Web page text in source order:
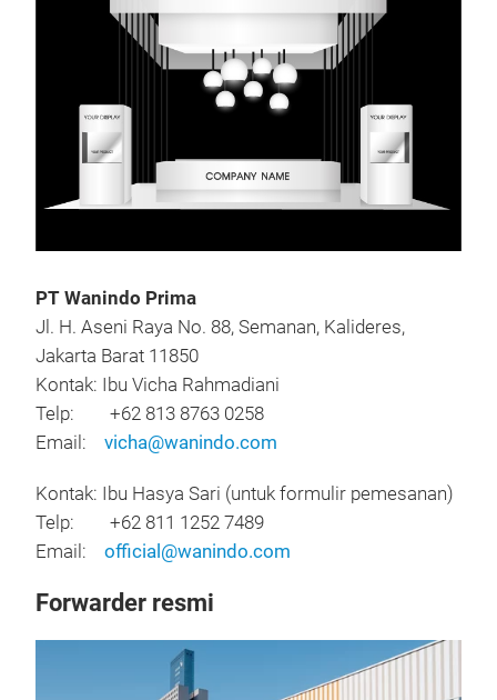
PT Wanindo Prima
Jl. H. Aseni Raya No. 88, Semanan, Kalideres,
Jakarta Barat 11850
Kontak: Ibu Vicha Rahmadiani
Telp: +62 813 8763 0258
Email: vicha@wanindo.com
Kontak: Ibu Hasya Sari (untuk formulir pemesanan)
Telp: +62 811 1252 7489
Email: official@wanindo.com
Forwarder resmi